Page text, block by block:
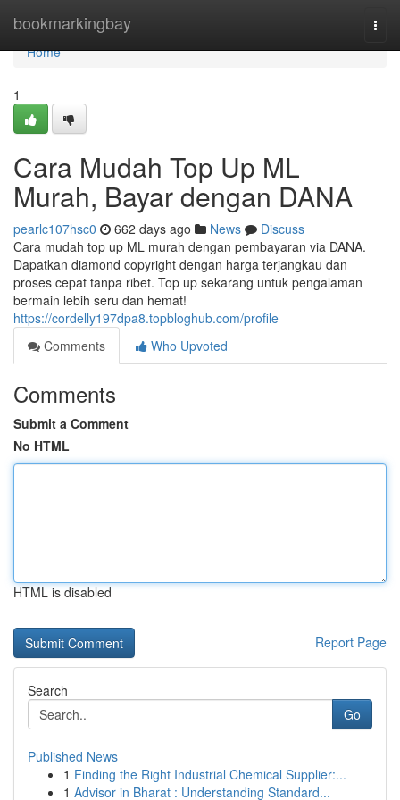
bookmarkingbay
Home
Home
1
Cara Mudah Top Up ML
Murah, Bayar dengan DANA
pearlc107hsc0 662 days ago News
Discuss
Cara mudah top up ML murah dengan pembayaran via DANA.
Dapatkan diamond copyright dengan harga terjangkau dan
proses cepat tanpa ribet. Top up sekarang untuk pengalaman
bermain lebih seru dan hemat!
https://cordelly197dpa8.topbloghub.com/profile
Comments
Who Upvoted
Comments
Submit a Comment
No HTML
HTML is disabled
Report Page
Search
Go
Published News
1 Finding the Right Industrial Chemical Supplier:...
1 Advisor in Bharat : Understanding Standard...